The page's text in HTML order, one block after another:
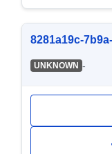
8281a19c-
UNKNOWN -